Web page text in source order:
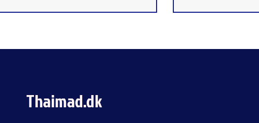
Thaimad.dk